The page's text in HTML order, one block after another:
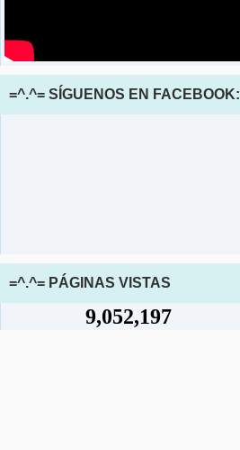
=^.^= SÍGUENOS EN FACEBOOK:
=^.^= PÁGINAS VISTAS
9,052,197